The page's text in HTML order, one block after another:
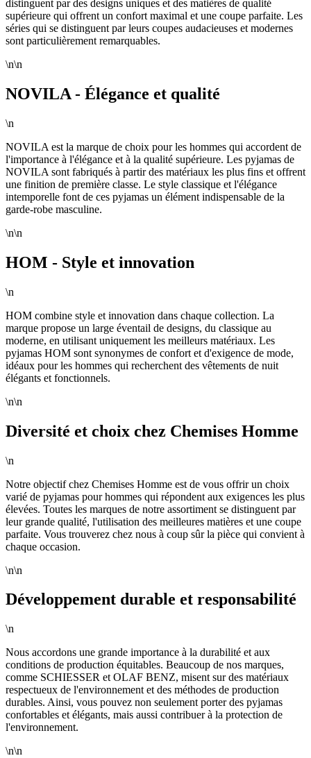
distinguent par des designs uniques et des matières de qualité
supérieure qui offrent un confort maximal et une coupe parfaite. Les
séries qui se distinguent par leurs coupes audacieuses et modernes
sont particulièrement remarquables.
\n\n
NOVILA - Élégance et qualité
\n
NOVILA est la marque de choix pour les hommes qui accordent de
l'importance à l'élégance et à la qualité supérieure. Les pyjamas de
NOVILA sont fabriqués à partir des matériaux les plus fins et offrent
une finition de première classe. Le style classique et l'élégance
intemporelle font de ces pyjamas un élément indispensable de la
garde-robe masculine.
\n\n
HOM - Style et innovation
\n
HOM combine style et innovation dans chaque collection. La
marque propose un large éventail de designs, du classique au
moderne, en utilisant uniquement les meilleurs matériaux. Les
pyjamas HOM sont synonymes de confort et d'exigence de mode,
idéaux pour les hommes qui recherchent des vêtements de nuit
élégants et fonctionnels.
\n\n
Diversité et choix chez Chemises Homme
\n
Notre objectif chez Chemises Homme est de vous offrir un choix
varié de pyjamas pour hommes qui répondent aux exigences les plus
élevées. Toutes les marques de notre assortiment se distinguent par
leur grande qualité, l'utilisation des meilleures matières et une coupe
parfaite. Vous trouverez chez nous à coup sûr la pièce qui convient à
chaque occasion.
\n\n
Développement durable et responsabilité
\n
Nous accordons une grande importance à la durabilité et aux
conditions de production équitables. Beaucoup de nos marques,
comme SCHIESSER et OLAF BENZ, misent sur des matériaux
respectueux de l'environnement et des méthodes de production
durables. Ainsi, vous pouvez non seulement porter des pyjamas
confortables et élégants, mais aussi contribuer à la protection de
l'environnement.
\n\n